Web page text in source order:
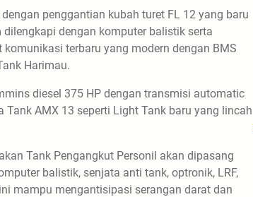
penggantian kubah turet FL 12 yang baru
dengan komputer balistik serta
terbaru yang modern dengan BMS
Harimau.
diesel 375 HP dengan transmisi automatic
AMX 13 seperti Light Tank baru yang lincah
Tank Pengangkut Personil akan dipasang
balistik, senjata anti tank, optronik, LRF,
mampu mengantisipasi serangan darat dan